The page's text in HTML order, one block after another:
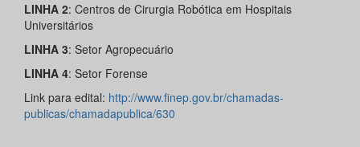
LINHA 2: Centros de Cirurgia Robótica em Hospitais
Universitários
LINHA 3: Setor Agropecuário
LINHA 4: Setor Forense
Link para edital: http://www.finep.gov.br/chamadas-
publicas/chamadapublica/630